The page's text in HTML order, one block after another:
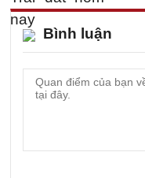
Bình luận